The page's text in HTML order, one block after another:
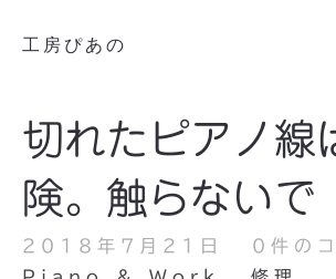
工房ぴあの
切れたピアノ線
険。触らないで
2018年7月21日
0件の